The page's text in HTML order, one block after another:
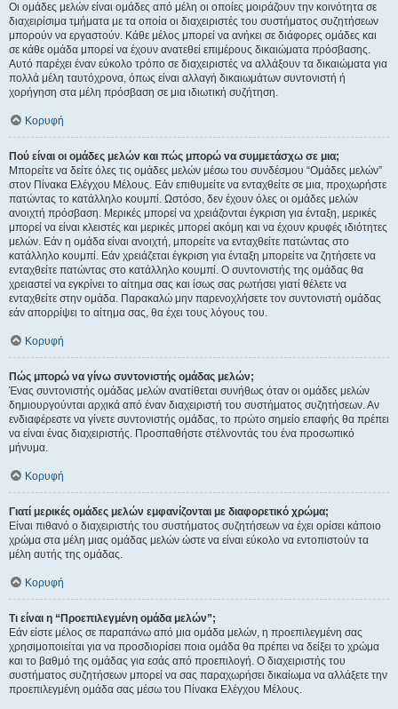
Οι ομάδες μελών είναι ομάδες από μέλη οι οποίες μοιράζουν την κοινότητα σε
διαχειρίσιμα τμήματα με τα οποία οι διαχειριστές του συστήματος συζητήσεων
μπορούν να εργαστούν. Κάθε μέλος μπορεί να ανήκει σε διάφορες ομάδες και
σε κάθε ομάδα μπορεί να έχουν ανατεθεί επιμέρους δικαιώματα πρόσβασης.
Αυτό παρέχει έναν εύκολο τρόπο σε διαχειριστές να αλλάξουν τα δικαιώματα για
πολλά μέλη ταυτόχρονα, όπως είναι αλλαγή δικαιωμάτων συντονιστή ή
χορήγηση στα μέλη πρόσβαση σε μια ιδιωτική συζήτηση.
Κορυφή
Πού είναι οι ομάδες μελών και πώς μπορώ να συμμετάσχω σε μια;
Μπορείτε να δείτε όλες τις ομάδες μελών μέσω του συνδέσμου “Ομάδες μελών”
στον Πίνακα Ελέγχου Μέλους. Εάν επιθυμείτε να ενταχθείτε σε μια, προχωρήστε
πατώντας το κατάλληλο κουμπί. Ωστόσο, δεν έχουν όλες οι ομάδες μελών
ανοιχτή πρόσβαση. Μερικές μπορεί να χρειάζονται έγκριση για ένταξη, μερικές
μπορεί να είναι κλειστές και μερικές μπορεί ακόμη και να έχουν κρυφές ιδιότητες
μελών. Εάν η ομάδα είναι ανοιχτή, μπορείτε να ενταχθείτε πατώντας στο
κατάλληλο κουμπί. Εάν χρειάζεται έγκριση για ένταξη μπορείτε να ζητήσετε να
ενταχθείτε πατώντας στο κατάλληλο κουμπί. Ο συντονιστής της ομάδας θα
χρειαστεί να εγκρίνει το αίτημα σας και ίσως σας ρωτήσει γιατί θέλετε να
ενταχθείτε στην ομάδα. Παρακαλώ μην παρενοχλήσετε τον συντονιστή ομάδας
εάν απορρίψει το αίτημα σας, θα έχει τους λόγους του.
Κορυφή
Πώς μπορώ να γίνω συντονιστής ομάδας μελών;
Ένας συντονιστής ομάδας μελών ανατίθεται συνήθως όταν οι ομάδες μελών
δημιουργούνται αρχικά από έναν διαχειριστή του συστήματος συζητήσεων. Αν
ενδιαφέρεστε να γίνετε συντονιστής ομάδας, το πρώτο σημείο επαφής θα πρέπει
να είναι ένας διαχειριστής. Προσπαθήστε στέλνοντάς του ένα προσωπικό
μήνυμα.
Κορυφή
Γιατί μερικές ομάδες μελών εμφανίζονται με διαφορετικό χρώμα;
Είναι πιθανό ο διαχειριστής του συστήματος συζητήσεων να έχει ορίσει κάποιο
χρώμα στα μέλη μιας ομάδας μελών ώστε να είναι εύκολο να εντοπιστούν τα
μέλη αυτής της ομάδας.
Κορυφή
Τι είναι η “Προεπιλεγμένη ομάδα μελών”;
Εάν είστε μέλος σε παραπάνω από μια ομάδα μελών, η προεπιλεγμένη σας
χρησιμοποιείται για να προσδιορίσει ποια ομάδα θα πρέπει να δείξει το χρώμα
και το βαθμό της ομάδας για εσάς από προεπιλογή. Ο διαχειριστής του
συστήματος συζητήσεων μπορεί να σας παραχωρήσει δικαίωμα να αλλάξετε την
προεπιλεγμένη ομάδα σας μέσω του Πίνακα Ελέγχου Μέλους.